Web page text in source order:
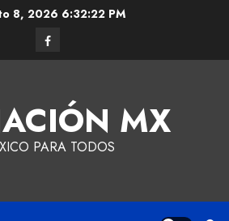
8, 2026 6:32:23 PM
MX
PARA TODOS